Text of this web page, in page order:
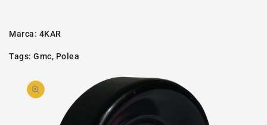
Marca: 4KAR
Tags: Gmc, Polea
INFORMACIÓN
DE PRODUCTO
Abrir
video
1
galería